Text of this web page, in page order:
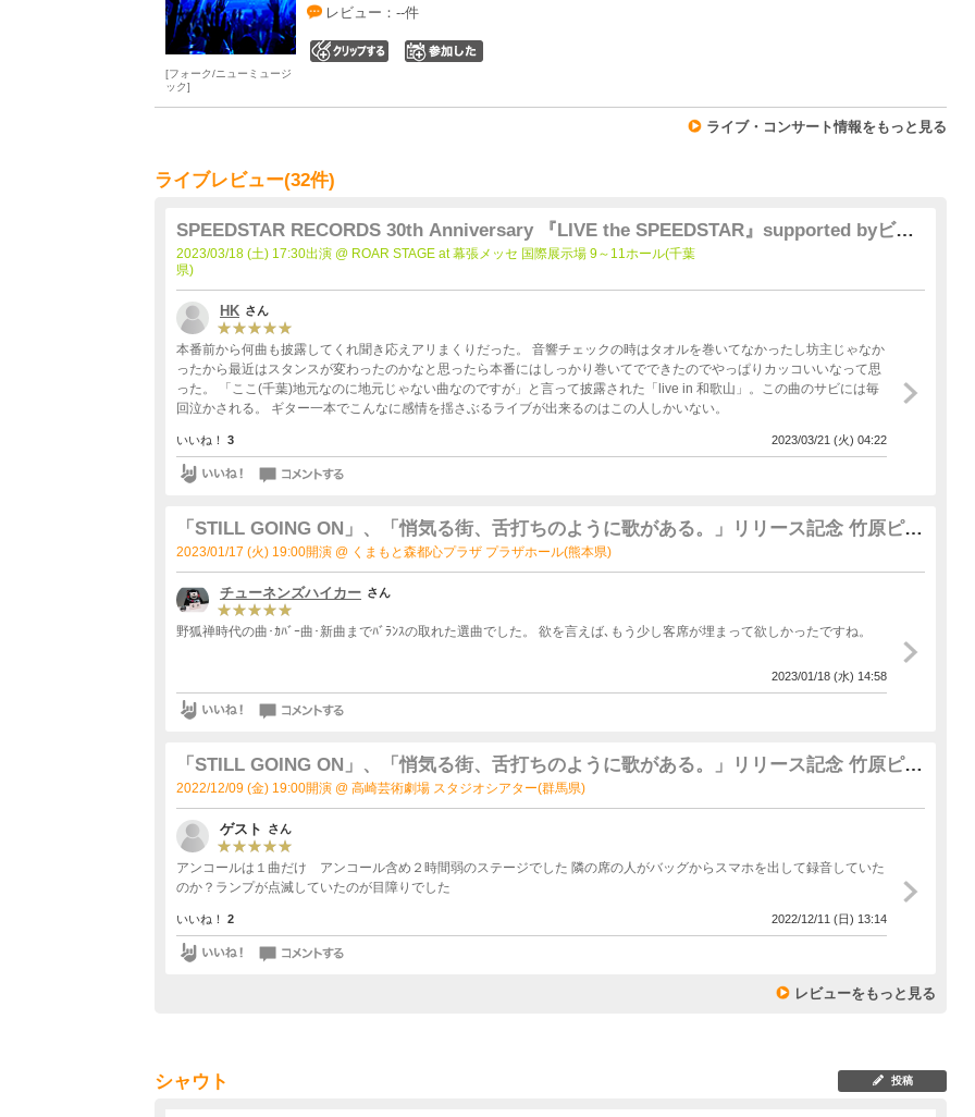
レビュー：--件
フォーク/ニューミュージ
ック
ライブ・コンサート情報をもっと見る
ライブレビュー(32件)
SPEEDSTAR RECORDS 30th Anniversary 『LIVE the SPEEDSTAR』supported byビク
ターロック祭り
2023/03/18 (土) 17:30出演 @ ROAR STAGE at 幕張メッセ 国際展示場 9～11ホール(千葉
県)
HK さん
本番前から何曲も披露してくれ聞き応えアリまくりだった。 音響チェックの時はタオルを巻いてなかったし坊主じゃなか
ったから最近はスタンスが変わったのかなと思ったら本番にはしっかり巻いてでできたのでやっぱりカッコいいなって思
った。 「ここ(千葉)地元なのに地元じゃない曲なのですが」と言って披露された「live in 和歌山」。この曲のサビには毎
回泣かされる。 ギター一本でこんなに感情を揺さぶるライブが出来るのはこの人しかいない。
いいね！ 3 2023/03/21 (火) 04:22
「STILL GOING ON」、「悄気る街、舌打ちのように歌がある。」リリース記念 竹原ピス
トル全国ツアー2周目
2023/01/17 (火) 19:00開演 @ くまもと森都心プラザ プラザホール(熊本県)
チューネンズハイカー さん
野狐禅時代の曲･ｶﾊﾞｰ曲･新曲までﾊﾞﾗﾝｽの取れた選曲でした。 欲を言えば､もう少し客席が埋まって欲しかったですね。
2023/01/18 (水) 14:58
「STILL GOING ON」、「悄気る街、舌打ちのように歌がある。」リリース記念 竹原ピス
トル全国ツアー2周目
2022/12/09 (金) 19:00開演 @ 高崎芸術劇場 スタジオシアター(群馬県)
ゲスト さん
アンコールは１曲だけ アンコール含め２時間弱のステージでした 隣の席の人がバッグからスマホを出して録音していた
のか？ランプが点滅していたのが目障りでした
いいね！ 2 2022/12/11 (日) 13:14
レビューをもっと見る
シャウト 投稿